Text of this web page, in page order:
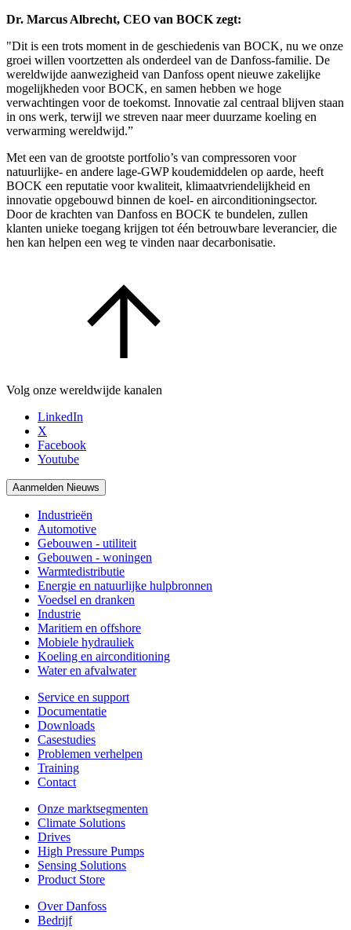
Dr. Marcus Albrecht, CEO van BOCK zegt:
"Dit is een trots moment in de geschiedenis van BOCK, nu we onze
groei willen voortzetten als onderdeel van de Danfoss-familie. De
wereldwijde aanwezigheid van Danfoss opent nieuwe zakelijke
mogelijkheden voor BOCK, en samen hebben we hoge
verwachtingen voor de toekomst. Innovatie zal centraal blijven staan
in ons werk, terwijl we streven naar meer duurzame koeling en
verwarming wereldwijd.”
Met een van de grootste portfolio’s van compressoren voor
natuurlijke- en andere lage-GWP koudemiddelen op aarde, heeft
BOCK een reputatie voor kwaliteit, klimaatvriendelijkheid en
innovatie opgebouwd binnen de koel- en airconditioningsector.
Door de krachten van Danfoss en BOCK te bundelen, zullen
klanten unieke toegang krijgen tot één betrouwbare leverancier, die
hen kan helpen een weg te vinden naar decarbonisatie.
Volg onze wereldwijde kanalen
LinkedIn
X
Facebook
Youtube
Aanmelden Nieuws
Industrieën
Automotive
Gebouwen - utiliteit
Gebouwen - woningen
Warmtedistributie
Energie en natuurlijke hulpbronnen
Voedsel en dranken
Industrie
Maritiem en offshore
Mobiele hydrauliek
Koeling en airconditioning
Water en afvalwater
Service en support
Documentatie
Downloads
Casestudies
Problemen verhelpen
Training
Contact
Onze marktsegmenten
Climate Solutions
Drives
High Pressure Pumps
Sensing Solutions
Product Store
Over Danfoss
Bedrijf